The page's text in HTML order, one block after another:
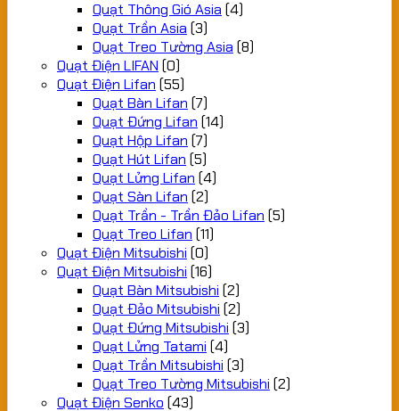
Quạt Thông Gió Asia (4)
Quạt Trần Asia (3)
Quạt Treo Tường Asia (8)
Quạt Điện LIFAN (0)
Quạt Điện Lifan (55)
Quạt Bàn Lifan (7)
Quạt Đứng Lifan (14)
Quạt Hộp Lifan (7)
Quạt Hút Lifan (5)
Quạt Lửng Lifan (4)
Quạt Sàn Lifan (2)
Quạt Trần - Trần Đảo Lifan (5)
Quạt Treo Lifan (11)
Quạt Điện Mitsubishi (0)
Quạt Điện Mitsubishi (16)
Quạt Bàn Mitsubishi (2)
Quạt Đảo Mitsubishi (2)
Quạt Đứng Mitsubishi (3)
Quạt Lửng Tatami (4)
Quạt Trần Mitsubishi (3)
Quạt Treo Tường Mitsubishi (2)
Quạt Điện Senko (43)